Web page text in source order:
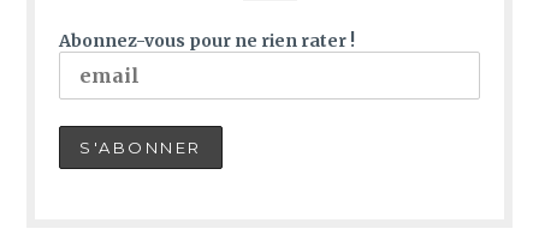
Abonnez-vous pour ne rien rater !